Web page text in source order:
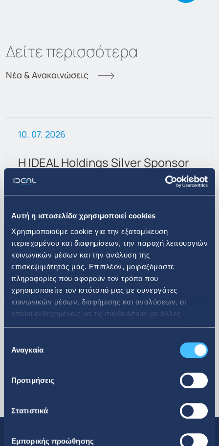
Αυτή η ιστοσελίδα χρησιμοποιεί cookies
Χρησιμοποιούμε cookie για την εξατομίκευση
περιεχομένου και διαφημίσεων, την παροχή λειτουργιών
κοινωνικών μέσων και την ανάλυση της
επισκεψιμότητάς μας. Επιπλέον, μοιραζόμαστε
πληροφορίες που αφορούν τον τρόπο που
χρησιμοποιείτε τον ιστότοπό μας με συνεργάτες
κοινωνικών μέσων, διαφήμισης και αναλύσεων, οι
οποίοι ενδεχομένως να τις συνδυάσουν με άλλες
πληροφορίες που τους έχετε παραχωρήσει ή τις οποίες
των υπηρεσιών τους.
συγκατάθεσης
Αναγκαία
Προτιμήσεις
Στατιστικά
Εμπορικής προώθησης
Δείτε περισσότερα
Νέα & Ανακοινώσεις
10. 07. 2026
Η IDEAL Holdings Silver Sponsor
στο 30ο Economist Government
Roundtable
περισσότερα